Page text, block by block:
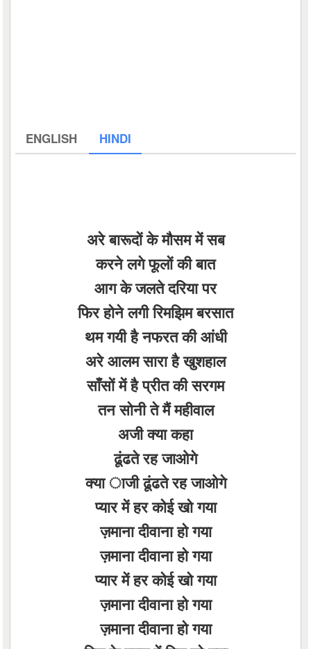
ENGLISH HINDI
अरे बारूदों के मौसम में सब
करने लगे फूलों की बात
आग के जलते दरिया पर
फिर होने लगी रिमझिम बरसात
थम गयी है नफरत की आंधी
अरे आलम सारा है खुशहाल
साँसों में है प्रीत की सरगम
तन सोनी ते मैं महीवाल
अजी क्या कहा
ढूंढते रह जाओगे
क्या ाजी ढूंढते रह जाओगे
प्यार में हर कोई खो गया
ज़माना दीवाना हो गया
ज़माना दीवाना हो गया
प्यार में हर कोई खो गया
ज़माना दीवाना हो गया
ज़माना दीवाना हो गया